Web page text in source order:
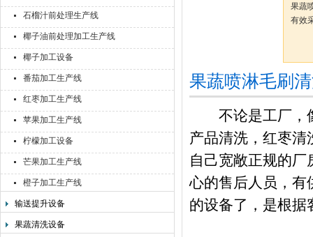
石榴汁前处理生产线
椰子油前处理加工生产线
椰子加工设备
番茄加工生产线
红枣加工生产线
苹果加工生产线
柠檬加工设备
芒果加工生产线
橙子加工生产线
输送提升设备
果蔬清洗设备
果蔬
有效
果蔬喷淋毛刷
不论是工厂，像
产品清洗，红枣清
自己宽敞正规的
心的售后人员，有
的设备了，是根据